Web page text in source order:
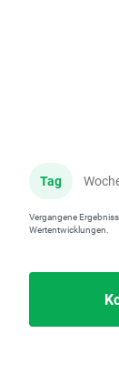
Tag
Vergangene
Wertentwicklungen.